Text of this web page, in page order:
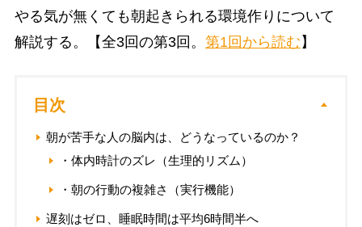
やる気が無くても朝起きられる環境作りについて
解説する。【全3回の第3回。 第1回から読む 】
目次
朝が苦手な人の脳内は、どうなっているのか？
・体内時計のズレ（生理的リズム）
・朝の行動の複雑さ（実行機能）
遅刻はゼロ、睡眠時間は平均6時間半へ